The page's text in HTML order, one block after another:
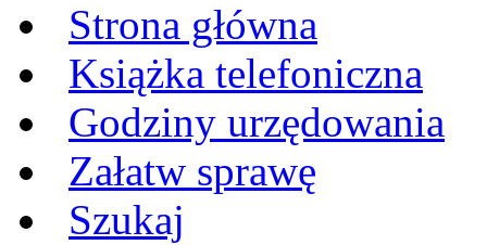
Strona główna
Książka telefoniczna
Godziny urzędowania
Załatw sprawę
Szukaj